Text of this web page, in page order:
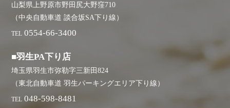
山梨県上野原市野田尻大野窪710
（中央自動車道 談合坂SA下り線）
TEL 0554-66-3400
■羽生PA下り店
埼玉県羽生市弥勒字三新田824
（東北自動車道 羽生パーキングエリア下り線）
TEL 048-598-8481